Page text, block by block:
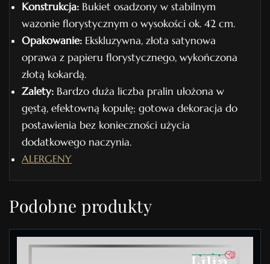
Konstrukcja: Bukiet osadzony w stabilnym
wazonie florystycznym o wysokości ok. 42 cm.
Opakowanie: Ekskluzywna, złota satynowa
oprawa z papieru florystycznego, wykończona
złotą kokardą.
Zalety: Bardzo duża liczba pralin ułożona w
gęstą, efektowną kopułę; gotowa dekoracja do
postawienia bez konieczności użycia
dodatkowego naczynia.
ALERGENY
Podobne produkty